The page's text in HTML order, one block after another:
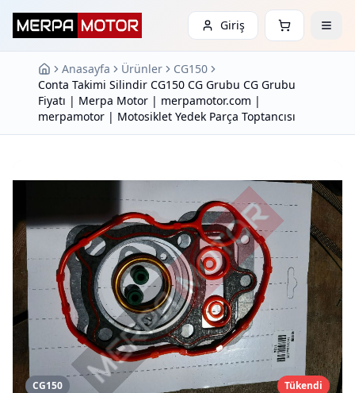
Giriş
Anasayfa Ürünler
CG150
Conta Takimi Silindir CG150 CG Grubu CG Grubu
Fiyatı | Merpa Motor | merpamotor.com |
merpamotor | Motosiklet Yedek Parça Toptancısı
CG150 Tükendi